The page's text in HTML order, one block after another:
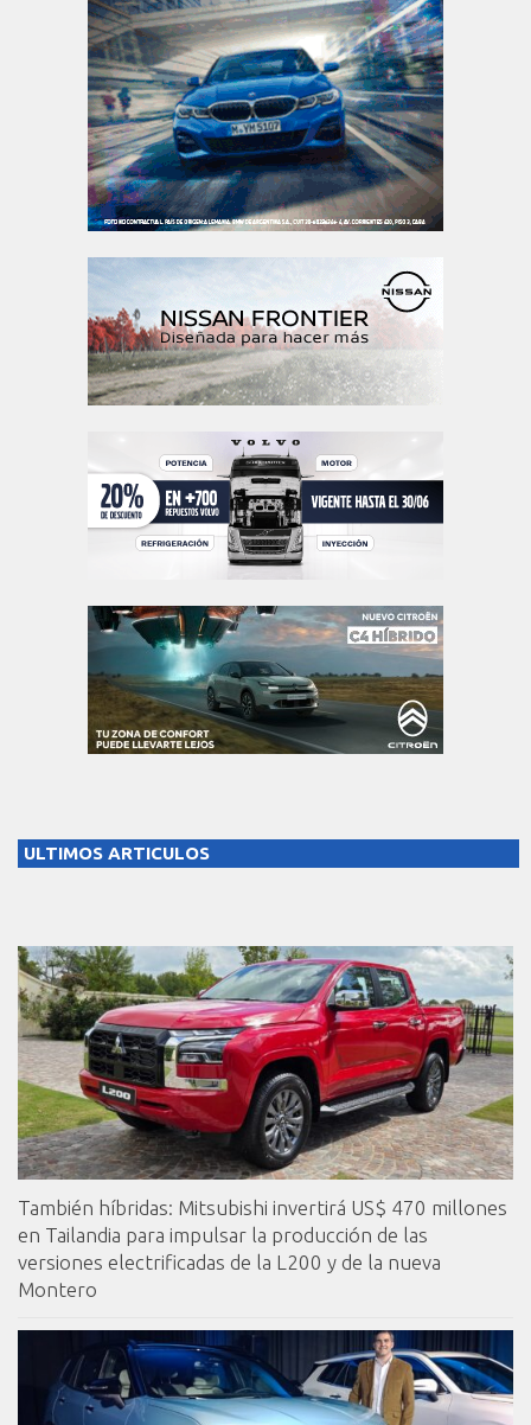
ULTIMOS ARTICULOS
También híbridas: Mitsubishi invertirá US$ 470 millones
en Tailandia para impulsar la producción de las
versiones electrificadas de la L200 y de la nueva
Montero